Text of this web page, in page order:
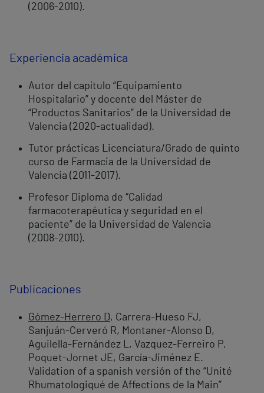
(2006-2010).
Experiencia académica
Autor del capítulo “Equipamiento
Hospitalario” y docente del Máster de
“Productos Sanitarios” de la Universidad de
Valencia (2020-actualidad).
Tutor prácticas Licenciatura/Grado de quinto
curso de Farmacia de la Universidad de
Valencia (2011-2017).
Profesor Diploma de “Calidad
farmacoterapéutica y seguridad en el
paciente” de la Universidad de Valencia
(2008-2010).
Publicaciones
Gómez-Herrero D, Carrera-Hueso FJ,
Sanjuán-Cerveró R, Montaner-Alonso D,
Aguilella-Fernández L, Vazquez-Ferreiro P,
Poquet-Jornet JE, García-Jiménez E.
Validation of a spanish versión of the “Unité
Rhumatologiqué de Affections de la Main”